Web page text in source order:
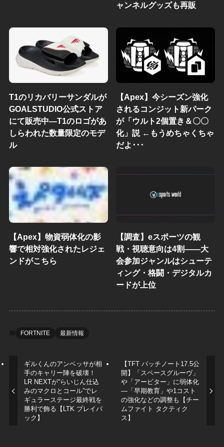
ャンネルグッズも再販
T1のリカバリーサンダルが
GOALSTUDIO公式ストア
にて販売中―T1のロゴがあ
しらわれた数量限定のモデ
ル
【Apex】今シーズン強化
されるコンジット新パーク
が「ウルト2個置き＆〇〇
化」説 ←もうめちゃくちゃ
だよ･･･
【Apex】物資弱体化の影
響で相対強化されたレジェ
ンドがこちら
【調査】eスポーツの観
戦・視聴意向は4割——大
会参加ジャンルはシューテ
ィング・格闘・デジタルカ
ードが上位
FORTNITE 最新情報
ギルくんのアンベッサが相
手のキャリー陣を破壊！
LR NEXTが“らいじん仕込
みのマクロとコール”でレ
ギュラーステージ最終戦を
勝利で飾る【LTK プレイバ
ック】
【TFT パッチノート17.5公
開】「スペースグルーヴ」
や「アービター」に弱体化
―「早期教育」や1コスト
の強化などの調整も【チー
ムファイト タクティク
ス】